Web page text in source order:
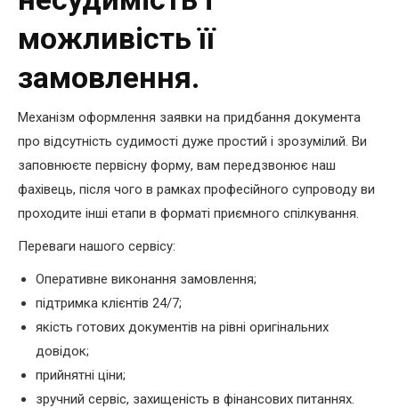
можливість її
замовлення.
Механізм оформлення заявки на придбання документа
про відсутність судимості дуже простий і зрозумілий. Ви
заповнюєте первісну форму, вам передзвонює наш
фахівець, після чого в рамках професійного супроводу ви
проходите інші етапи в форматі приємного спілкування.
Переваги нашого сервісу:
Оперативне виконання замовлення;
підтримка клієнтів 24/7;
якість готових документів на рівні оригінальних
довідок;
прийнятні ціни;
зручний сервіс, захищеність в фінансових питаннях.